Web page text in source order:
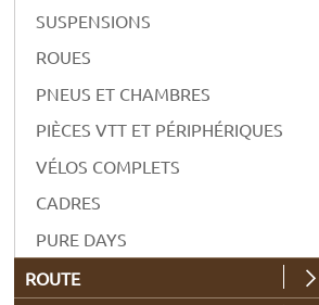
SUSPENSIONS
ROUES
PNEUS ET CHAMBRES
PIÈCES VTT ET PÉRIPHÉRIQUES
VÉLOS COMPLETS
CADRES
PURE DAYS
ROUTE